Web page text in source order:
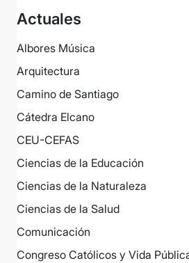
Actuales
Albores Música
Arquitectura
Camino de Santiago
Cátedra Elcano
CEU-CEFAS
Ciencias de la Educación
Ciencias de la Naturaleza
Ciencias de la Salud
Comunicación
Congreso Católicos y Vida